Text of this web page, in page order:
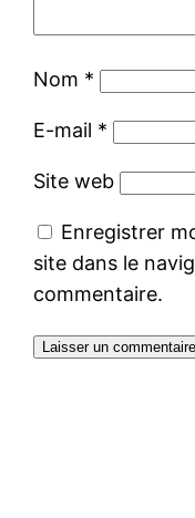
Nom *
E-mail *
Site web
Enregistrer
site dans le
commentaire.